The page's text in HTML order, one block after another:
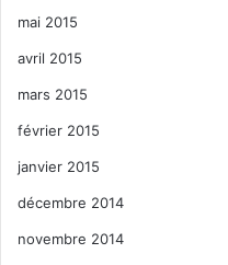
mai 2015
avril 2015
mars 2015
février 2015
janvier 2015
décembre 2014
novembre 2014